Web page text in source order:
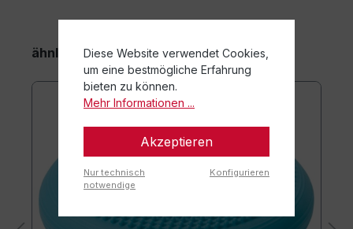
ähnliche ArtikelDiese Website verwendet Cookies,
um eine bestmögliche Erfahrung
bieten zu können.
Mehr Informationen ...
Akzeptieren
Nur technisch
notwendige
Konfigurieren